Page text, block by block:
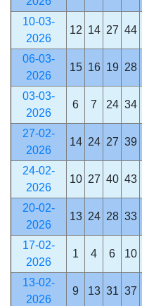
10-03-
2026
12 14 27 44
06-03-
2026
15 16 19 28
03-03-
2026
6 7 24 34
27-02-
2026
14 24 27 39
24-02-
2026
10 27 40 43
20-02-
2026
13 24 28 33
17-02-
2026
1 4 6 10
13-02-
2026
9 13 31 37